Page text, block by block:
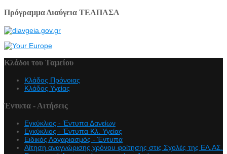
Πρόγραμμα Διαύγεια ΤΕΑΠΑΣΑ
Κλάδοι του Ταμείου
Κλάδος Πρόνοιας
Κλάδος Υγείας
Έντυπα - Αιτήσεις
Εγκύκλιος - Έντυπα Δανείων
Εγκύκλιος - Έντυπα Κλ. Υγείας
Eιδικός Λογαριασμός - Έντυπα
Αίτηση αναγνώρισης χρόνου φοίτησης στις Σχολές της ΕΛ.ΑΣ.